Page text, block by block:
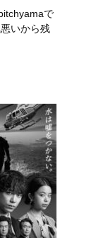
で
いから残